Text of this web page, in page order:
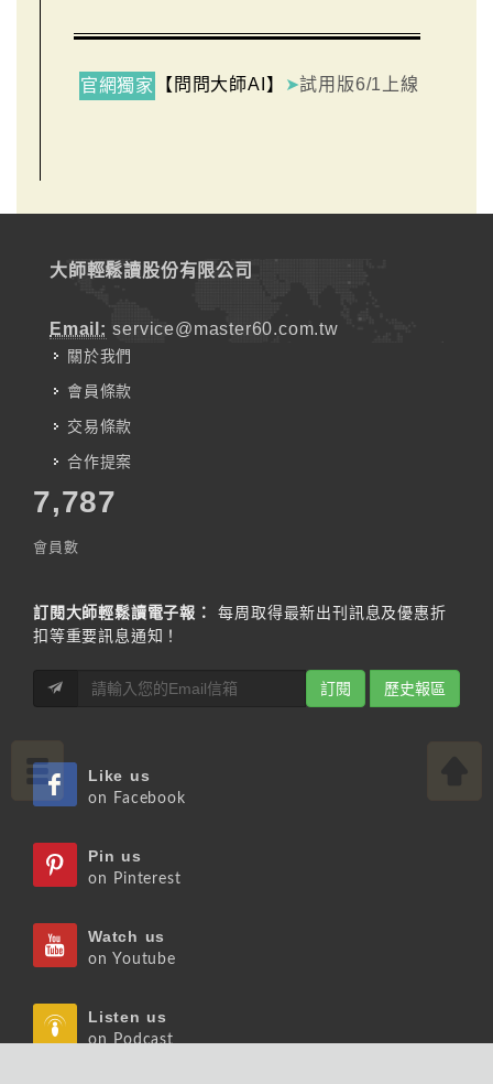
官網獨家 【問問大師AI】 ➤試用版6/1上線
大師輕鬆讀股份有限公司
Email: service@master60.com.tw
關於我們
會員條款
交易條款
合作提案
7,787
會員數
訂閱大師輕鬆讀電子報：
每周取得最新出刊訊息及優惠折
扣等重要訊息通知！
訂閱 歷史報區
Like us
on Facebook
Pin us
on Pinterest
Watch us
on Youtube
Listen us
on Podcast